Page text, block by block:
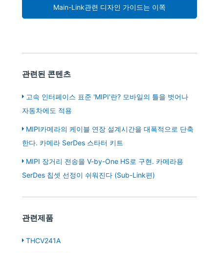
Main-Link관련 디자인 가이드는 이쪽
관련된 콘텐츠
고속 인터페이스 표준 'MIPI'란? 모바일의 틀을 벗어나
자동차에도 적용
MIPI카메라의 케이블 연장 설계시간을 대폭적으로 단축
한다. 카메라 SerDes 스타터 키트
MIPI 장거리 전송을 V-by-One HS로 구현. 카메라용
SerDes 칩셋 선정이 쉬워진다 (Sub-Link편)
관련제품
THCV241A